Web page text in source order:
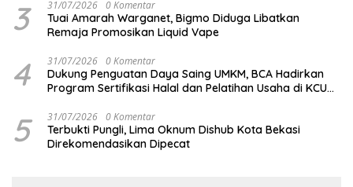
3 31/07/2026 0 Komentar
Tuai Amarah Warganet, Bigmo Diduga Libatkan
Remaja Promosikan Liquid Vape
4 31/07/2026 0 Komentar
Dukung Penguatan Daya Saing UMKM, BCA Hadirkan
Program Sertifikasi Halal dan Pelatihan Usaha di KCU
5 31/07/2026 0 Komentar
Terbukti Pungli, Lima Oknum Dishub Kota Bekasi
Direkomendasikan Dipecat